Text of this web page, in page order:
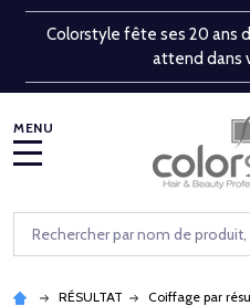
Colorstyle fête ses 20 ans
attend dans
Rechercher
RÉSULTAT Coiffage par